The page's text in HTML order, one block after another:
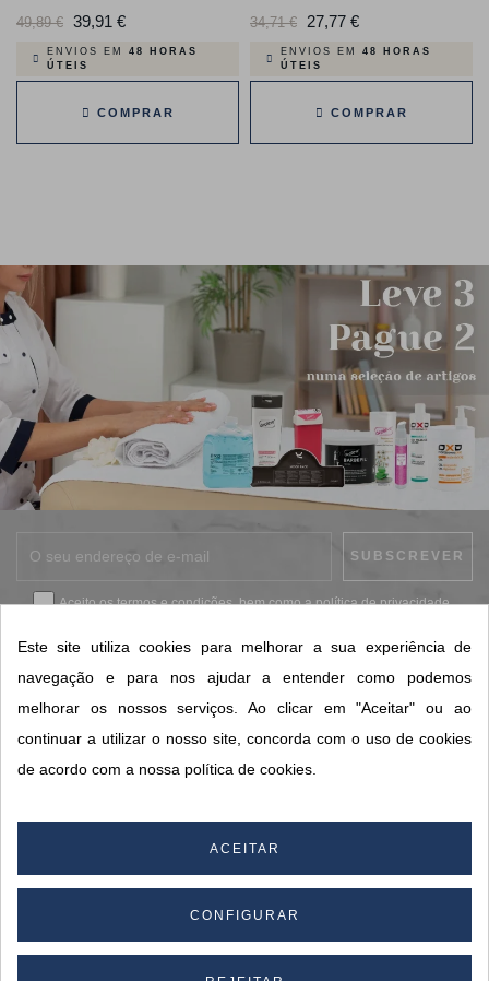
Preço
normal
49,89 € 39,91 €Preço
ENVIOS EM 48 HORAS
ÚTEIS
COMPRAR
Preço
normal
34,71 € 27,77 €Preço
ENVIOS EM 48 HORAS
ÚTEIS
COMPRAR
Aceito ostermos e condições, bem como apolítica de privacidade.
CONTACTOS SORISA
Este site utiliza cookies para melhorar a sua experiência de
navegação e para nos ajudar a entender como podemos
melhorar os nossos serviços. Ao clicar em "Aceitar" ou ao
continuar a utilizar o nosso site, concorda com o uso de cookies
de acordo com a nossa política de cookies.
ACEITAR
CONFIGURAR